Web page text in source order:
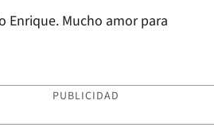
Enrique. Mucho amor para
PUBLICIDAD